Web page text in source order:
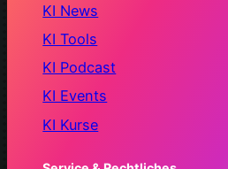
KI News
KI Tools
KI Podcast
KI Events
KI Kurse